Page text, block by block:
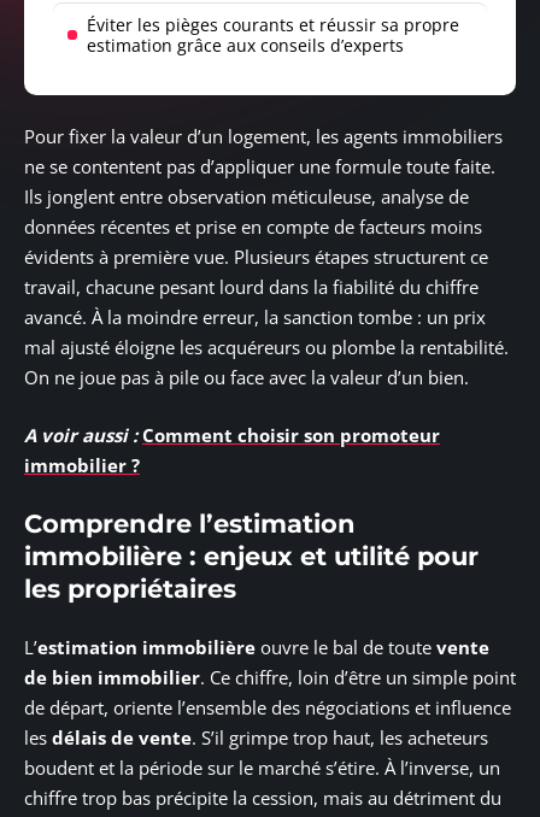
Éviter les pièges courants et réussir sa propre
estimation grâce aux conseils d’experts
Pour fixer la valeur d’un logement, les agents immobiliers
ne se contentent pas d’appliquer une formule toute faite.
Ils jonglent entre observation méticuleuse, analyse de
données récentes et prise en compte de facteurs moins
évidents à première vue. Plusieurs étapes structurent ce
travail, chacune pesant lourd dans la fiabilité du chiffre
avancé. À la moindre erreur, la sanction tombe : un prix
mal ajusté éloigne les acquéreurs ou plombe la rentabilité.
On ne joue pas à pile ou face avec la valeur d’un bien.
A voir aussi : Comment choisir son promoteur
immobilier ?
Comprendre l’estimation
immobilière : enjeux et utilité pour
les propriétaires
L’estimation immobilière ouvre le bal de toute vente
de bien immobilier. Ce chiffre, loin d’être un simple point
de départ, oriente l’ensemble des négociations et influence
les délais de vente. S’il grimpe trop haut, les acheteurs
boudent et la période sur le marché s’étire. À l’inverse, un
chiffre trop bas précipite la cession, mais au détriment du